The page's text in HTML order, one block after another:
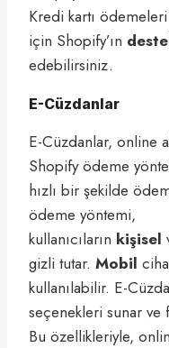
Kredi kartı
için Shopify’ın
edebilirsiniz.
E-Cüzdanlar
E-Cüzdanlar, online
Shopify ödeme
hızlı bir şekilde
ödeme yöntemi,
kullanıcıların kişisel
gizli tutar. Mobil
kullanılabilir. E-
seçenekleri sunar ve
Bu özellikleriyle,